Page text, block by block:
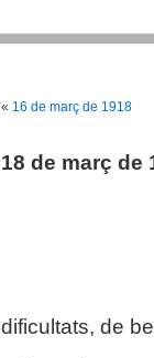
« 16 de març de 1918
18 de març de
dificultats, de